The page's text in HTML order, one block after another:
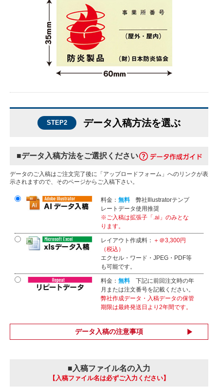
STEP2 データ入稿方法を選ぶ
■データ入稿方法をご選択ください
データのご入稿はご注文完了後に「アップロードフォーム」へのリンクが表
示されますので、そのページからご入稿下さい。
料金：無料 弊社Illustratorテンプ
レートデータ使用推奨
※ご入稿は拡張子「.ai」のみとな
ります。
レイアウト作成料： ＋＠3,300円
（税込）
エクセル・ワード・JPEG・PDF等
も可能です。
料金：無料 下記に前回注文時の年
月または注文番号を記載ください。
弊社作成データ・入稿データの保管
期限は最終発送日より2年間です。
データ入稿の注意事項
■入稿ファイル名の入力
【入稿ファイル名は必ずご入力ください】